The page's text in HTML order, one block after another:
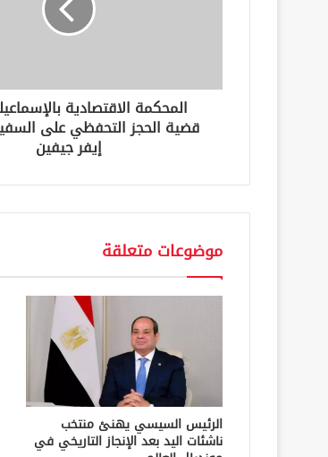
ن
المحكمة الاقتصادية
قضية الحجز التحفظي على
إيفر جيفين
موضوعات متعلقة
الرئيس السيسي يهنئ منتخب
ناشئات اليد بعد الإنجاز التاريخي في